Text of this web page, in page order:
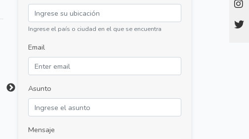
Ingrese el país o ciudad en el que se encuentra
Email
Asunto
Mensaje